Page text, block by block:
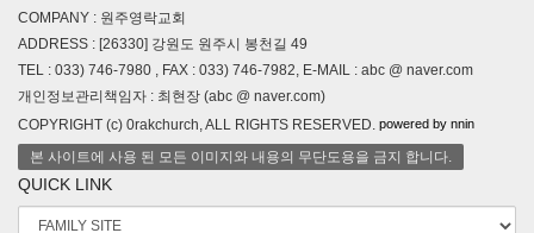
COMPANY : 원주영락교회
ADDRESS : [26330] 강원도 원주시 봉천길 49
TEL : 033) 746-7980 , FAX : 033) 746-7982, E-MAIL : abc @ naver.com
개인정보관리책임자 : 최현장 (abc @ naver.com)
COPYRIGHT (c) 0rakchurch, ALL RIGHTS RESERVED. powered by nnin
본 사이트에 사용 된 모든 이미지와 내용의 무단도용을 금지 합니다.
QUICK LINK